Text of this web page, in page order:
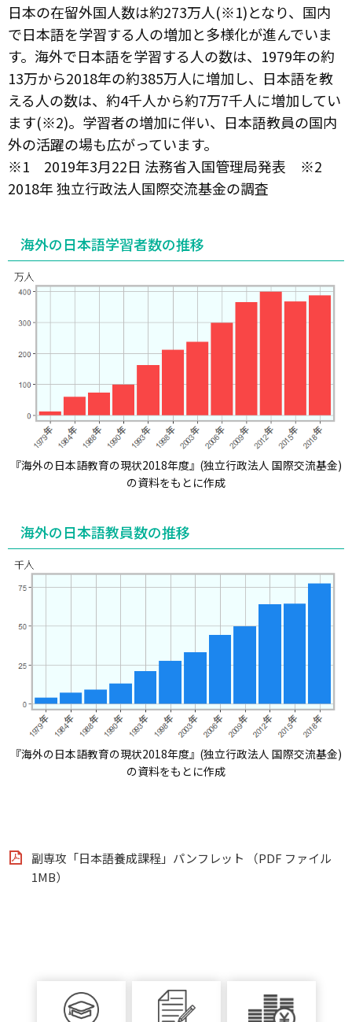
日本の在留外国人数は約273万人(※1)となり、国内
で日本語を学習する人の増加と多様化が進んでいま
す。海外で日本語を学習する人の数は、1979年の約
13万から2018年の約385万人に増加し、日本語を教
える人の数は、約4千人から約7万7千人に増加してい
ます(※2)。学習者の増加に伴い、日本語教員の国内
外の活躍の場も広がっています。
※1 2019年3月22日 法務省入国管理局発表 ※2
2018年 独立行政法人国際交流基金の調査
海外の日本語学習者数の推移
『海外の日本語教育の現状2018年度』(独立行政法人 国際交流基金)
の資料をもとに作成
海外の日本語教員数の推移
『海外の日本語教育の現状2018年度』(独立行政法人 国際交流基金)
の資料をもとに作成
副専攻「日本語養成課程」パンフレット （PDF ファイル
1MB）